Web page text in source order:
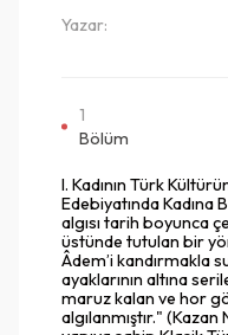
Yazar:
1
Bölüm
I. Kadının Türk
Edebiyatında Kadına
algısı tarih boyunca
üstünde tutulan bir
Âdem’i kandırmakla
ayaklarının altına
maruz kalan ve hor
algılanmıştır."